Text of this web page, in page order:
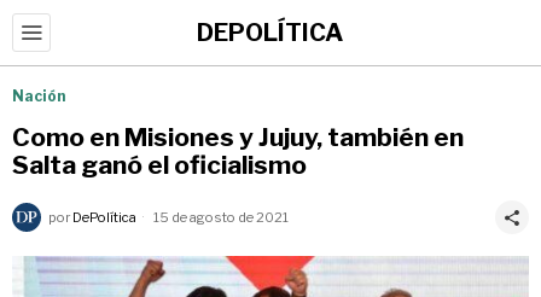
DEPOLÍTICA
Nación
Como en Misiones y Jujuy, también en
Salta ganó el oficialismo
por DePolítica 15 de agosto de 2021